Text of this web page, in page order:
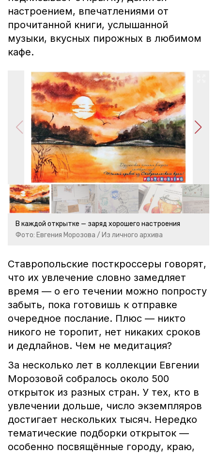
настроением, впечатлениями от
прочитанной книги, услышанной
музыки, вкусных пирожных в любимом
кафе.
В каждой открытке — заряд хорошего настроения
Фото: Евгения Морозова / Из личного архива
Ставропольские посткроссеры говорят,
что их увлечение словно замедляет
время — о его течении можно попросту
забыть, пока готовишь к отправке
очередное послание. Плюс — никто
никого не торопит, нет никаких сроков
и дедлайнов. Чем не медитация?
За несколько лет в коллекции Евгении
Морозовой собралось около 500
открыток из разных стран. У тех, кто в
увлечении дольше, число экземпляров
достигает нескольких тысяч. Нередко
тематические подборки открыток —
особенно посвящённые городу, краю,